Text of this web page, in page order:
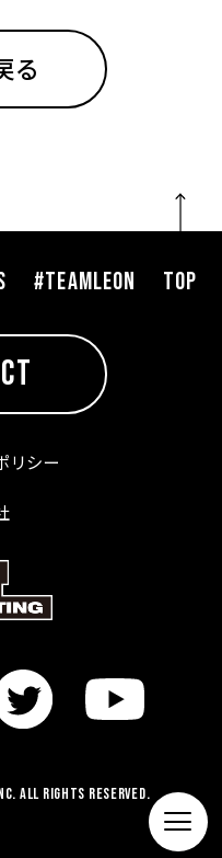
る
#TEAMLEON TOP
リシー
Inc. All Rights Reserved.